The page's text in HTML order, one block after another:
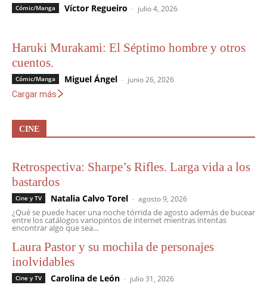
Cómic/Manga Víctor Regueiro - julio 4, 2026
Haruki Murakami: El Séptimo hombre y otros
cuentos.
Cómic/Manga Miguel Ángel - junio 26, 2026
Cargar más
CINE
Retrospectiva: Sharpe’s Rifles. Larga vida a los
bastardos
Cine y TV Natalia Calvo Torel - agosto 9, 2026
¿Qué se puede hacer una noche tórrida de agosto además de bucear
entre los catálogos variopintos de internet mientras intentas
encontrar algo que sea...
Laura Pastor y su mochila de personajes
inolvidables
Cine y TV Carolina de León - julio 31, 2026